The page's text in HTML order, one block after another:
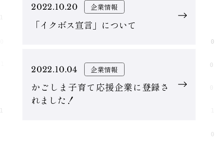
2022.10.20 企業情報
「イクボス宣言」について
2022.10.04 企業情報
かごしま子育て応援企業に登録さ
れました！